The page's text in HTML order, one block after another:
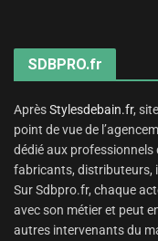
SDBPRO.fr
AprèsStylesdebain.fr,
point de vue de
dédié aux professionnels
fabricants, distributeurs,
Sur Sdbpro.fr, chaque
avec son métier et peut
autres intervenants du